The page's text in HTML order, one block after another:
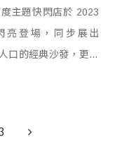
主題快閃店於 2023
亮登場，同步展出
口的經典沙發，更獨